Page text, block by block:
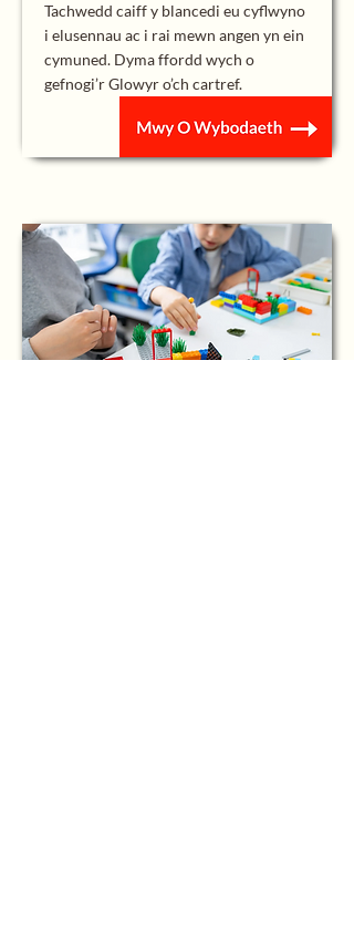
Tachwedd caiff y blancedi eu cyflwyno
i elusennau ac i rai mewn angen yn ein
cymuned. Dyma ffordd wych o
gefnogi’r Glowyr o’ch cartref.